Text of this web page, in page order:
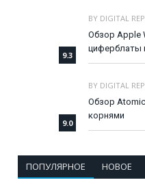
9.3
BY DIGITAL
Обзор Apple
циферблаты
9.0
BY DIGITAL
Обзор
корнями
ПОПУЛЯРНОЕ НОВОЕ